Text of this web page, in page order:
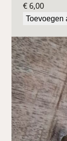
€ 6,00
Toevoegen